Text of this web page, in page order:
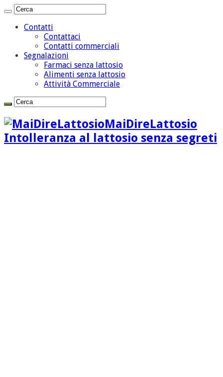
Contatti
Contattaci
Contatti commerciali
Segnalazioni
Farmaci senza lattosio
Alimenti senza lattosio
Attività Commerciale
MaiDireLattosio
Intolleranza al lattosio senza segreti